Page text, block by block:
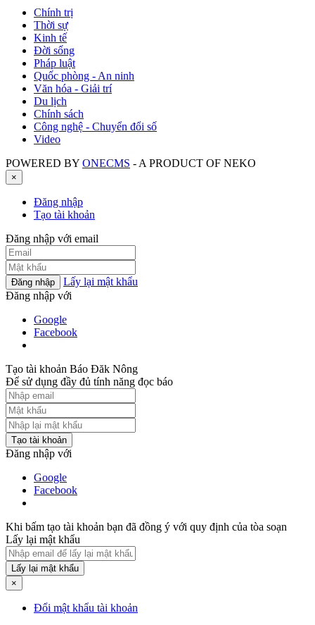
Chính trị
Thời sự
Kinh tế
Đời sống
Pháp luật
Quốc phòng - An ninh
Văn hóa - Giải trí
Du lịch
Chính sách
Công nghệ - Chuyển đổi số
Video
POWERED BY ONECMS - A PRODUCT OF NEKO
×
Đăng nhập
Tạo tài khoản
Đăng nhập với email
Đăng nhập
Lấy lại mật khẩu
Đăng nhập với
Google
Facebook
Tạo tài khoản Báo Đăk Nông
Để sử dụng đầy đủ tính năng đọc báo
Tạo tài khoản
Đăng nhập với
Google
Facebook
Khi bấm tạo tài khoản bạn đã đồng ý với quy định của tòa soạn
Lấy lại mật khẩu
Lấy lại mật khẩu
×
Đổi mật khẩu tài khoản